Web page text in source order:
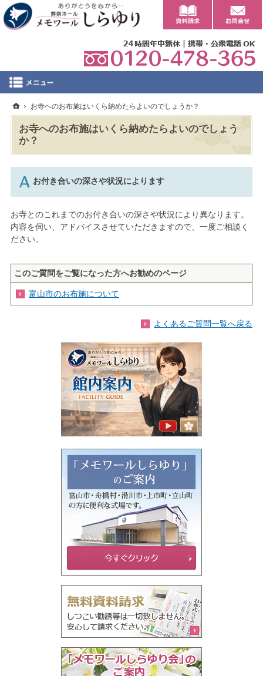
お寺へのお布施はいくら納めたらよいのでしょう
か？
お付き合いの深さや状況によります
お寺とのこれまでのお付き合いの深さや状況により異なります。
内容を伺い、アドバイスさせていただきますので、一度ご相談く
ださい。
このご質問をご覧になった方へお勧めのページ
富山市のお布施について
よくあるご質問一覧へ戻る
ホーム
お寺へのお布施はいくら納めたらよいのでしょうか？